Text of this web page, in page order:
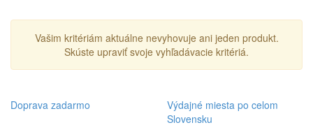
Vašim kritériám aktuálne nevyhovuje ani jeden produkt.
Skúste upraviť svoje vyhľadávacie kritériá.
Doprava zadarmo
Výdajné miesta po celom
Slovensku